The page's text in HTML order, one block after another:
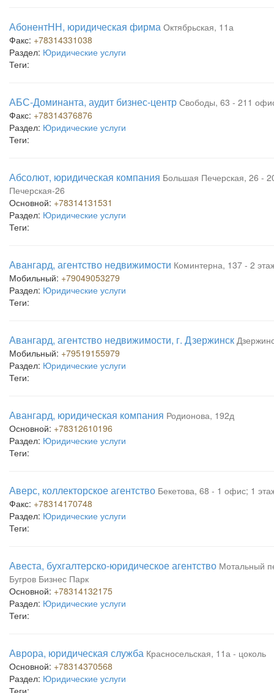
АбонентНН, юридическая фирма Октябрьская, 11а
Факс: +78314331038
Раздел: Юридические услуги
Теги:
АБС-Доминанта, аудит бизнес-центр Свободы, 63 - 211
Факс: +78314376876
Раздел: Юридические услуги
Теги:
Абсолют, юридическая компания Большая Печерская, 26 -
Печерская-26
Основной: +78314131531
Раздел: Юридические услуги
Теги:
Авангард, агентство недвижимости Коминтерна, 137 - 2
Мобильный: +79049053279
Раздел: Юридические услуги
Теги:
Авангард, агентство недвижимости, г. Дзержинск
Мобильный: +79519155979
Раздел: Юридические услуги
Теги:
Авангард, юридическая компания Родионова, 192д
Основной: +78312610196
Раздел: Юридические услуги
Теги:
Аверс, коллекторское агентство Бекетова, 68 - 1 офис; 1
Факс: +78314170748
Раздел: Юридические услуги
Теги:
Авеста, бухгалтерско-юридическое агентство Мотальный
Бугров Бизнес Парк
Основной: +78314132175
Раздел: Юридические услуги
Теги:
Аврора, юридическая служба Красносельская, 11а - цоколь
Основной: +78314370568
Раздел: Юридические услуги
Теги: